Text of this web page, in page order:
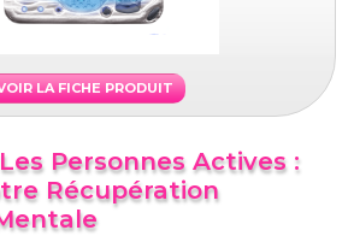
LA FICHE PRODUIT
Personnes Actives :
Récupération